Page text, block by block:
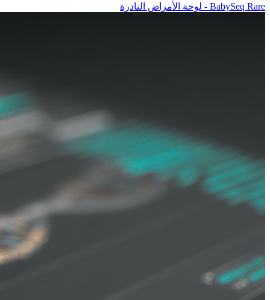
BabySeq Rare - لوحة الأمراض النادرة